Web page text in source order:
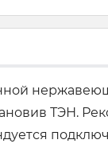
ТЭН.